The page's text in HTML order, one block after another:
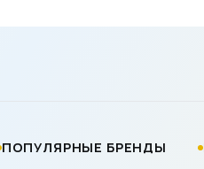
ПОПУЛЯРНЫЕ БРЕНДЫ